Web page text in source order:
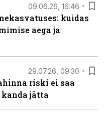
09.06.26, 16:46
kuidas
aega ja
29.07.26, 09:30
riski ei saa
jätta